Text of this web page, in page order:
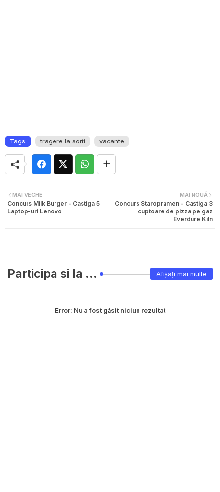
Tags: tragere la sorti vacante
MAI NOUĂ
Concurs Staropramen - Castiga 3
cuptoare de pizza pe gaz
Everdure Kiln
MAI VECHE
Concurs Milk Burger - Castiga 5
Laptop-uri Lenovo
Participa si la ... Afișați mai multe
Error: Nu a fost găsit niciun rezultat